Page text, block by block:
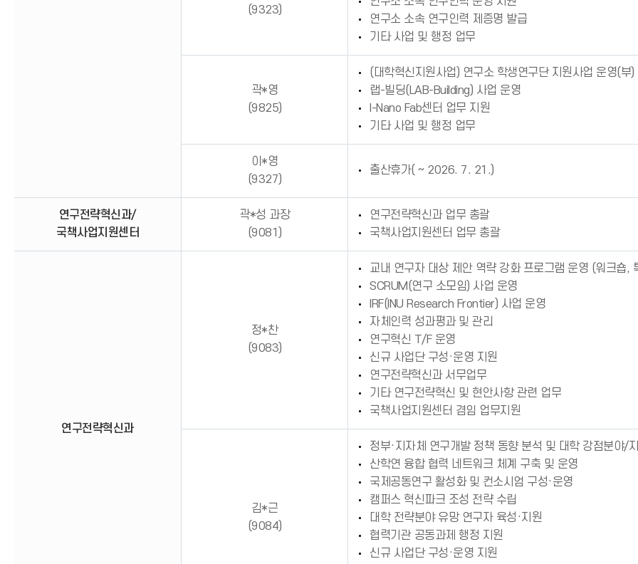
(9323)
연구소 소속 연구인력 제증명 발급
기타 사업 및 행정 업무
곽*영
(9825)
(대학혁신지원사업) 연구소 학생연구단 지원사업 운영(부)
랩-빌딩(LAB-Building) 사업 운영
I-Nano Fab센터 업무 지원
기타 사업 및 행정 업무
이*영
(9327)
출산휴가( ~ 2026. 7. 21.)
연구전략혁신과/
국책사업지원센터
곽*성 과장
(9081)
연구전략혁신과 업무 총괄
국책사업지원센터 업무 총괄
연구전략혁신과
정*찬
(9083)
교내 연구자 대상 제안 역략 강화 프로그램 운영 (워크숍,
SCRUM(연구 소모임) 사업 운영
IRF(INU Research Frontier) 사업 운영
자체인력 성과평과 및 관리
연구혁신 T/F 운영
신규 사업단 구성·운영 지원
연구전략혁신과 서무업무
기타 연구전략혁신 및 현안사항 관련 업무
국책사업지원센터 겸임 업무지원
김*근
(9084)
정부·지자체 연구개발 정책 동향 분석 및 대학 강점분야/
산학연 융합 협력 네트워크 체계 구축 및 운영
국제공동연구 활성화 및 컨소시엄 구성·운영
캠퍼스 혁신파크 조성 전략 수립
대학 전략분야 유망 연구자 육성·지원
협력기관 공동과제 행정 지원
신규 사업단 구성·운영 지원